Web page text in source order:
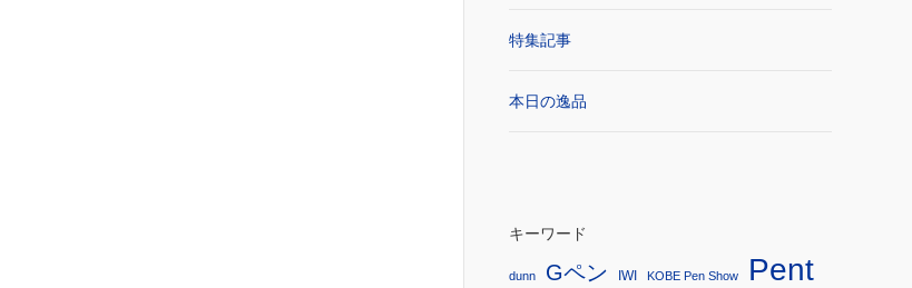
特集記事
本日の逸品
キーワード
dunn Gペン IWI KOBE Pen Show Pent